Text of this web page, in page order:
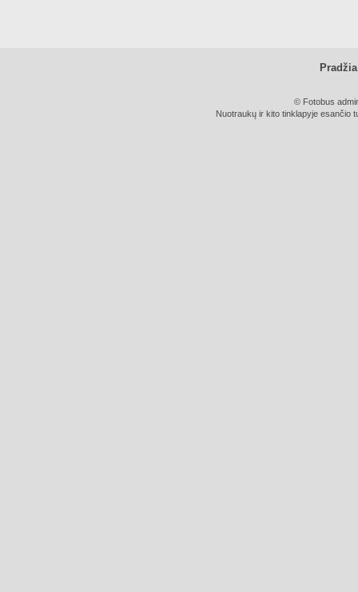
Pradžia
© Fotobus
Nuotraukų ir kito tinklapyje esančio